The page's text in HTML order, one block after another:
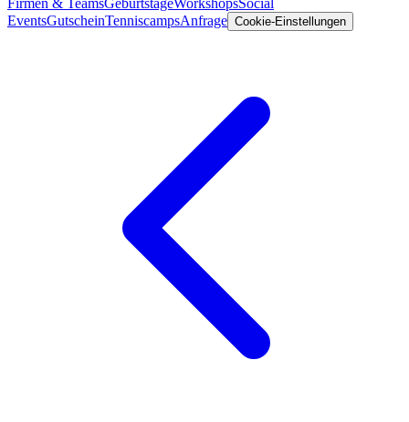
Firmen & TeamsGeburtstageWorkshopsSocial
EventsGutscheinTenniscampsAnfrage Cookie-Einstellungen